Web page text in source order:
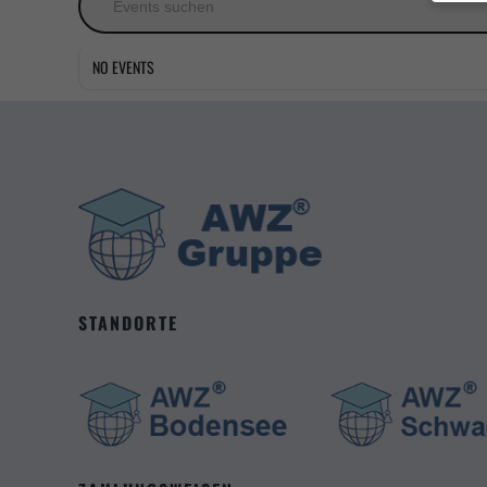
NO EVENTS
STANDORTE
Wenn
Wir